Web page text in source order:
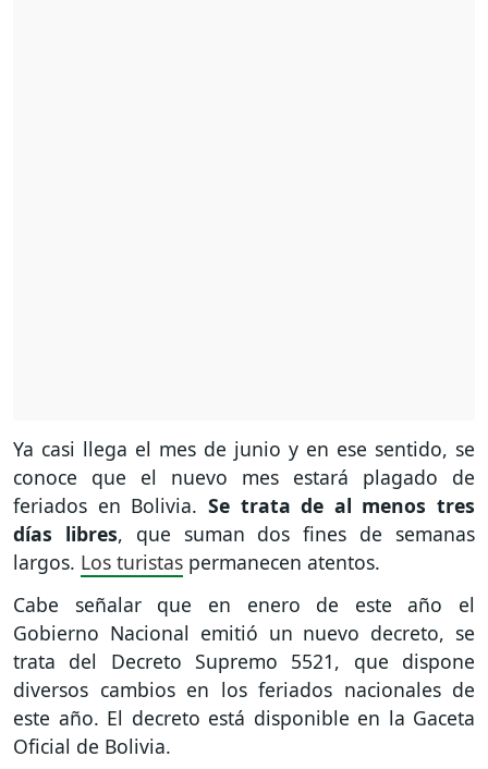
Ya casi llega el mes de junio y en ese sentido, se
conoce que el nuevo mes estará plagado de
feriados en Bolivia. Se trata de al menos tres
días libres, que suman dos fines de semanas
largos. Los turistas permanecen atentos.
Cabe señalar que en enero de este año el
Gobierno Nacional emitió un nuevo decreto, se
trata del Decreto Supremo 5521, que dispone
diversos cambios en los feriados nacionales de
este año. El decreto está disponible en la Gaceta
Oficial de Bolivia.